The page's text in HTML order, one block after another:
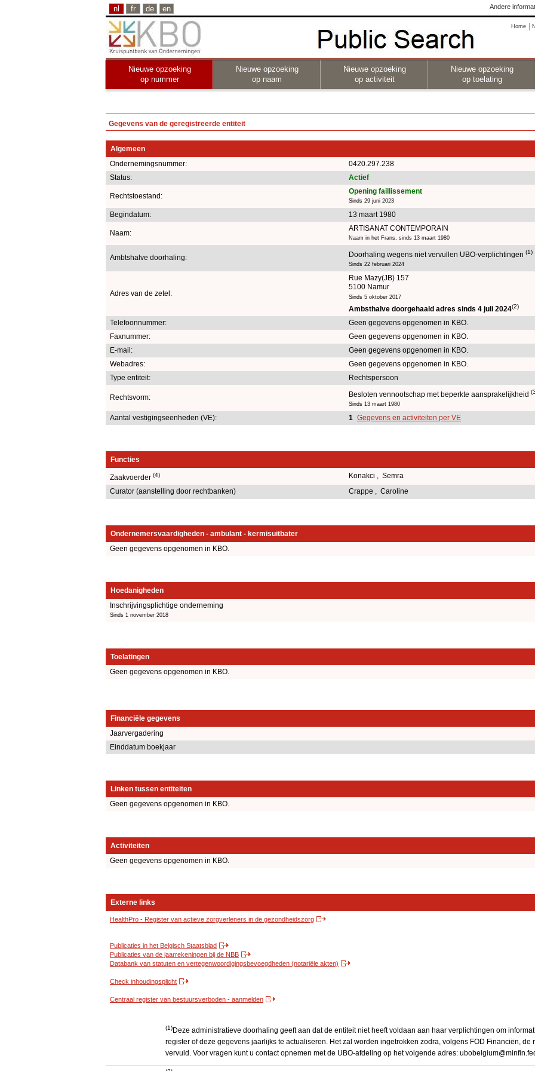
nl fr de en Andere
Home
Nieuwe opzoeking
op nummer
Nieuwe opzoeking
op naam
Nieuwe opzoeking
op activiteit
Nieuwe opzoeking
op toelating
Gegevens van de geregistreerde entiteit
Algemeen
Ondernemingsnummer:
0420.297.238
Status:
Actief
Rechtstoestand:
Opening faillissement
Sinds 29 juni 2023
Begindatum: 13 maart 1980
Naam:
ARTISANAT CONTEMPORAIN
Naam in het Frans, sinds 13 maart 1980
Ambtshalve doorhaling: Doorhaling wegens niet vervullen UBO-verplichtingen (1)
Sinds 22 februari 2024
Adres van de zetel:
Rue Mazy(JB) 157
5100 Namur
Sinds 5 oktober 2017
Ambsthalve doorgehaald adres sinds 4 juli 2024(2)
Telefoonnummer:
Geen gegevens opgenomen in KBO.
Faxnummer:
Geen gegevens opgenomen in KBO.
E-mail:
Geen gegevens opgenomen in KBO.
Webadres:
Geen gegevens opgenomen in KBO.
Type entiteit:
Rechtspersoon
Rechtsvorm: Besloten vennootschap met beperkte aansprakelijkheid
Sinds 13 maart 1980
Aantal vestigingseenheden (VE): 1 Gegevens en activiteiten per VE
Functies
Zaakvoerder (4) Konakci , Semra
Curator (aanstelling door rechtbanken) Crappe , Caroline
Ondernemersvaardigheden - ambulant - kermisuitbater
Geen gegevens opgenomen in KBO.
Hoedanigheden
Inschrijvingsplichtige onderneming
Sinds 1 november 2018
Toelatingen
Geen gegevens opgenomen in KBO.
Financiële gegevens
Jaarvergadering
Einddatum boekjaar
Linken tussen entiteiten
Geen gegevens opgenomen in KBO.
Activiteiten
Geen gegevens opgenomen in KBO.
Externe links
HealthPro - Register van actieve zorgverleners in de gezondheidszorg
Publicaties in het Belgisch Staatsblad
Publicaties van de jaarrekeningen bij de NBB
Databank van statuten en vertegenwoordigingsbevoegdheden (notariële akten)
Check inhoudingsplicht
Centraal register van bestuursverboden - aanmelden
(1)Deze administratieve doorhaling geeft aan dat de entiteit niet heeft voldaan aan haar verplichtingen om
register of deze gegevens jaarlijks te actualiseren. Het zal worden ingetrokken zodra, volgens FOD Financiën, de
vervuld. Voor vragen kunt u contact opnemen met de UBO-afdeling op het volgende adres: